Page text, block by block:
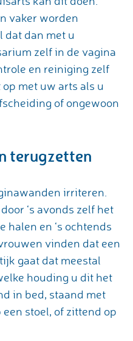
vaker worden
dat dan met u
zelf in de vagina
en reiniging zelf
met uw arts als u
of ongewoon
terugzetten
irriteren.
‘s avonds zelf het
halen en ‘s ochtends
vinden dat een
gaat dat meestal
houding u dit het
in bed, staand met
stoel, of zittend op